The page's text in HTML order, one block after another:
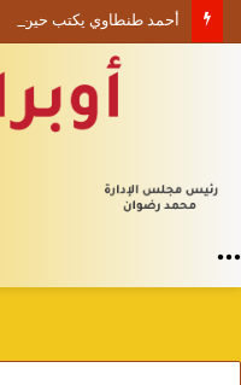
أحمد طنطاوي يكتب حين